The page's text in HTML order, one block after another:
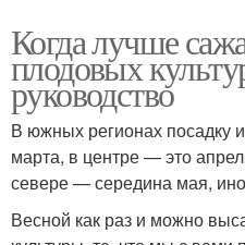
Когда лучше
плодовых
руководство
В южных регионах посадку
марта, в центре — это
севере — середина мая,
Весной как раз и можно